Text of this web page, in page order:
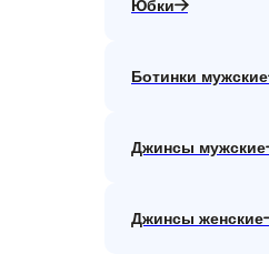
Юбки
Ботинки мужские
Джинсы мужские
Джинсы женские